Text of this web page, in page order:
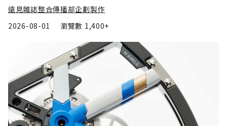
遠見雜誌整合傳播部企劃製作
2026-08-01
瀏覽數 1,400+